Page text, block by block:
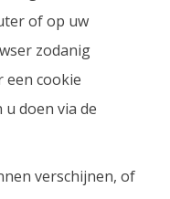
of op uw
zodanig
een cookie
doen via de
verschijnen, of